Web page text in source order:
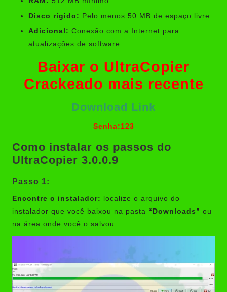
Disco rígido: Pelo menos 50 MB de espaço livre
Adicional: Conexão com a Internet para
atualizações de software
Baixar o UltraCopier
Crackeado mais recente
Download Link
Senha:123
Como instalar os passos do
UltraCopier 3.0.0.9
Passo 1:
Encontre o instalador:
localize o arquivo do
instalador que você baixou na pasta “Downloads” ou
na área onde você o salvou.